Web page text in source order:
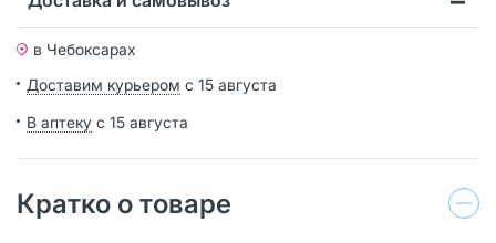
в Чебоксарах
Доставим курьером с 15 августа
В аптеку с 15 августа
Кратко о товаре